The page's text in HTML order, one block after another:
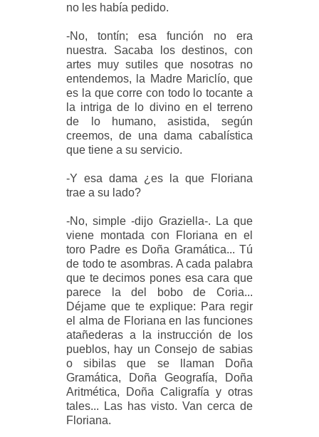
no les había pedido.
-No, tontín; esa función no era
nuestra. Sacaba los destinos, con
artes muy sutiles que nosotras no
entendemos, la Madre Mariclío, que
es la que corre con todo lo tocante a
la intriga de lo divino en el terreno
de lo humano, asistida, según
creemos, de una dama cabalística
que tiene a su servicio.
-Y esa dama ¿es la que Floriana
trae a su lado?
-No, simple -dijo Graziella-. La que
viene montada con Floriana en el
toro Padre es Doña Gramática... Tú
de todo te asombras. A cada palabra
que te decimos pones esa cara que
parece la del bobo de Coria...
Déjame que te explique: Para regir
el alma de Floriana en las funciones
atañederas a la instrucción de los
pueblos, hay un Consejo de sabias
o sibilas que se llaman Doña
Gramática, Doña Geografía, Doña
Aritmética, Doña Caligrafía y otras
tales... Las has visto. Van cerca de
Floriana.